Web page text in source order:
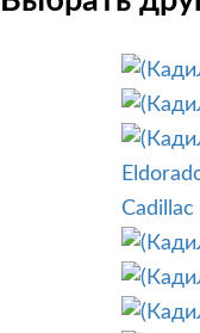
Cadillac